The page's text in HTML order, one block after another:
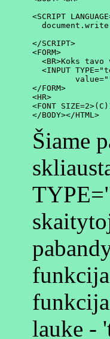
<SCRIPT
</SCRIPT>
<FORM>
<BR>Koks tavo
<INPUT
</FORM>
<HR>
<FONT
Šiame
lauke -